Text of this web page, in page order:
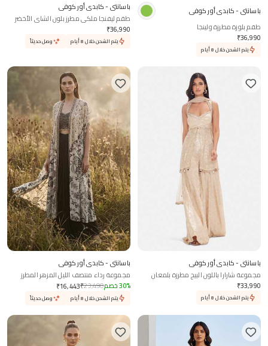
باسانتي - كابدي أور كوفي
طقم بلوزة مطرزة ولينجا
₹36,990
يتم الشحن خلال 8 أيام
باسانتي - كابدي أور كوفي
طقم ليفنجا ملكي مطرز بلون الشاي الأخضر
₹36,990
يتم الشحن خلال 8 أيام وصل حديثاً
باسانتي - كابدي أور كوفي
مجموعة شارارا باللون البيج مطرزة بلمعان
₹33,990
يتم الشحن خلال 8 أيام
باسانتي - كابدي أور كوفي
مجموعة رداء منتصف الليل المزهر المطرز
₹16,443₹23,490 30% خصم
يتم الشحن خلال 8 أيام وصل حديثاً